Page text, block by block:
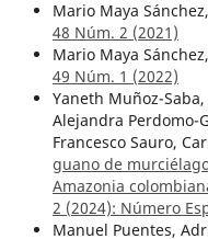
Mario Maya Sánchez,
48 Núm. 2 (2021)
Mario Maya Sánchez,
49 Núm. 1 (2022)
Yaneth Muñoz-
Alejandra Perdomo-
Francesco Sauro,
guano de
Amazonia
2 (2024): Número
Manuel Puentes,